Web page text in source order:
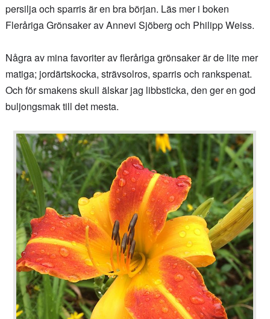
persilja och sparris är en bra början. Läs mer i boken
Fleråriga Grönsaker av Annevi Sjöberg och Philipp Weiss.
Några av mina favoriter av fleråriga grönsaker är de lite mer
matiga; jordärtskocka, strävsolros, sparris och rankspenat.
Och för smakens skull älskar jag libbsticka, den ger en god
buljongsmak till det mesta.